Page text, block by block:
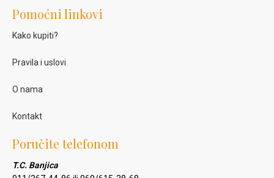
Pomoćni linkovi
Kako kupiti?
Pravila i uslovi
O nama
Kontakt
Poručite telefonom
T.C. Banjica